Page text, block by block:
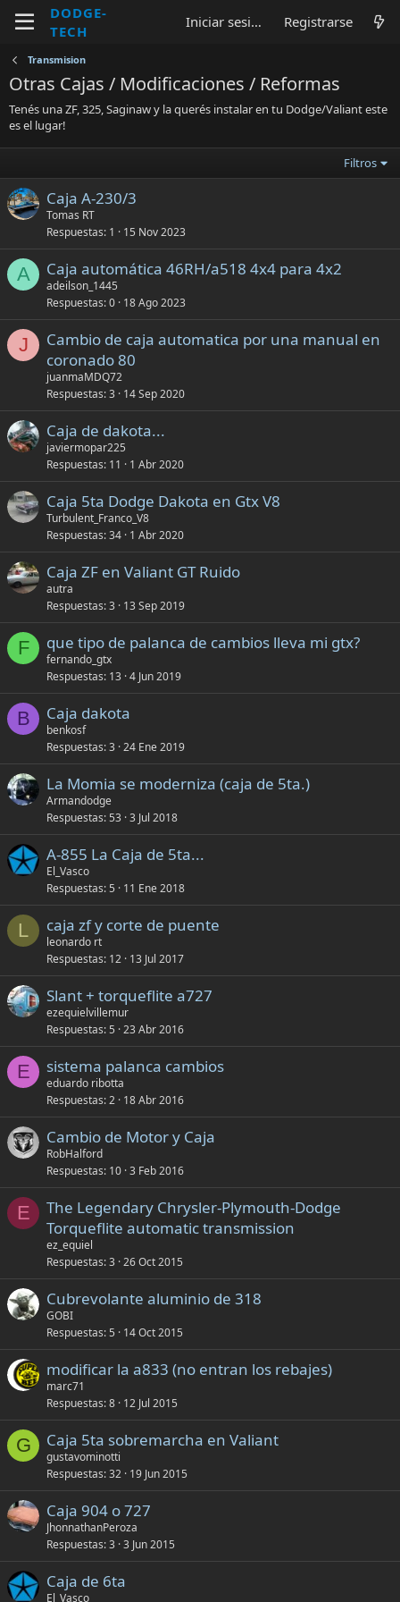
DODGE-
TECH
Iniciar sesión Registrarse
Transmision
Otras Cajas / Modificaciones / Reformas
Tenés una ZF, 325, Saginaw y la querés instalar en tu Dodge/Valiant este
es el lugar!
Filtros
Caja A-230/3
Tomas RT
Respuestas 1 15 Nov 2023
A Caja automática 46RH/a518 4x4 para 4x2
adeilson_1445
Respuestas 0 18 Ago 2023
J
Cambio de caja automatica por una manual en
coronado 80
juanmaMDQ72
Respuestas 3 14 Sep 2020
Caja de dakota...
javiermopar225
Respuestas 11 1 Abr 2020
Caja 5ta Dodge Dakota en Gtx V8
Turbulent_Franco_V8
Respuestas 34 1 Abr 2020
Caja ZF en Valiant GT Ruido
autra
Respuestas 3 13 Sep 2019
F que tipo de palanca de cambios lleva mi gtx?
fernando_gtx
Respuestas 13 4 Jun 2019
B Caja dakota
benkosf
Respuestas 3 24 Ene 2019
La Momia se moderniza (caja de 5ta.)
Armandodge
Respuestas 53 3 Jul 2018
A-855 La Caja de 5ta...
El_Vasco
Respuestas 5 11 Ene 2018
L caja zf y corte de puente
leonardo rt
Respuestas 12 13 Jul 2017
Slant + torqueflite a727
ezequielvillemur
Respuestas 5 23 Abr 2016
E sistema palanca cambios
eduardo ribotta
Respuestas 2 18 Abr 2016
Cambio de Motor y Caja
RobHalford
Respuestas 10 3 Feb 2016
E
The Legendary Chrysler-Plymouth-Dodge
Torqueflite automatic transmission
ez_equiel
Respuestas 3 26 Oct 2015
Cubrevolante aluminio de 318
GOBI
Respuestas 5 14 Oct 2015
modificar la a833 (no entran los rebajes)
marc71
Respuestas 8 12 Jul 2015
G Caja 5ta sobremarcha en Valiant
gustavominotti
Respuestas 32 19 Jun 2015
Caja 904 o 727
JhonnathanPeroza
Respuestas 3 3 Jun 2015
Caja de 6ta
El_Vasco